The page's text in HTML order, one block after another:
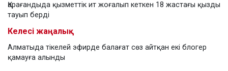
Қарағандыда қызметтік ит жоғалып кеткен 18 жастағы қызды
тауып берді
Келесі жаңалық
Алматыда тікелей эфирде балағат сөз айтқан екі блогер
қамауға алынды